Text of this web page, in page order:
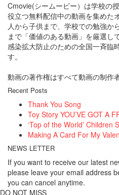
Cmovie(シームービー）は学校の
役立つ無料配信中の動画を集めた
人から子供まで、学校での勉強か
まで「価値のある動画」を厳選し
感染拡大防止のための全国一斉臨
す。
動画の著作権はすべて動画の制作
Recent Posts
Thank You Song
Toy Story YOU’VE GOT A
‘Top of the World’ Children
Making A Card For My
NEWS LETTER
If you want to receive our latest
please leave your email address
you can cancel anytime.
DO NOT MISS